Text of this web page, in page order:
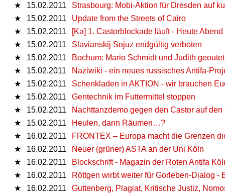
★
15.02.2011
Strasbourg: Mobi-Aktion für Dresden auf
★
15.02.2011
Update from the Streets of Cairo
★
15.02.2011
[Ka] 1. Castorblockade läuft - Heute
★
15.02.2011
Slavianskij Sojuz endgültig verboten
★
15.02.2011
Bochum: Mario Schmidt und Judith geoutet
★
15.02.2011
Naziwiki - ein neues russisches Antifa-
★
15.02.2011
Schenkladen in AKTION - wir brauchen
★
15.02.2011
Gentechnik im Futtermittel stoppen
★
15.02.2011
Nachttanzdemo gegen den Castor auf den
★
15.02.2011
Heulen, dann Räumen…?
★
16.02.2011
FRONTEX – Europa macht die Grenzen
★
16.02.2011
Neuer (grüner) ASTA an der Uni Köln
★
16.02.2011
Blockschrift - Magazin der Roten Antifa
★
16.02.2011
Röttgen wirbt weiter für Gorleben-Dialog
★
16.02.2011
Guttenberg, Plagiat, Kritische Justiz,